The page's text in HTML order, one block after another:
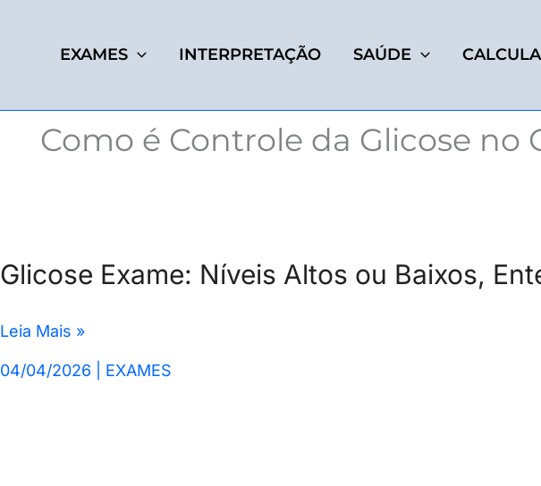
EXAMES INTERPRETAÇÃO SAÚDE
Como é Controle da Glicose no
Glicose Exame: Níveis Altos ou Baixos,
Exame:
Altos
ou
Leia Mais »
04/04/2026 EXAMES